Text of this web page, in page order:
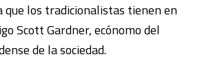
que los tradicionalistas tienen en
Scott Gardner, ecónomo del
de la sociedad.